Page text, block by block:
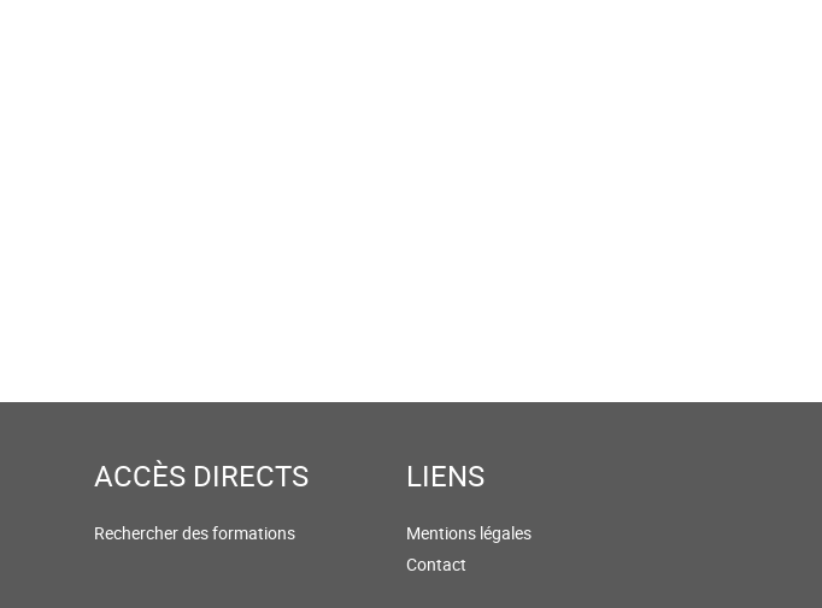
ACCÈS DIRECTS
Rechercher des formations
LIENS
Mentions légales
Contact